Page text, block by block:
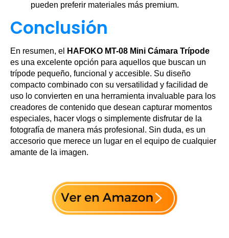
pueden preferir materiales más premium.
Conclusión
En resumen, el
HAFOKO MT-08 Mini Cámara Trípode
es una excelente opción para aquellos que buscan un
trípode pequeño, funcional y accesible. Su diseño
compacto combinado con su versatilidad y facilidad de
uso lo convierten en una herramienta invaluable para los
creadores de contenido que desean capturar momentos
especiales, hacer vlogs o simplemente disfrutar de la
fotografía de manera más profesional. Sin duda, es un
accesorio que merece un lugar en el equipo de cualquier
amante de la imagen.